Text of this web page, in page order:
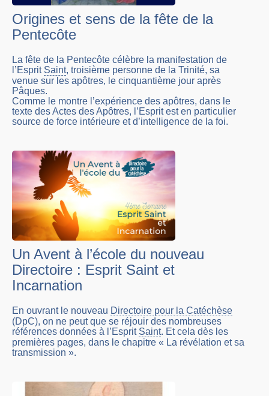
Origines et sens de la fête de la
Pentecôte
La fête de la Pentecôte célèbre la manifestation de
l’Esprit Saint, troisième personne de la Trinité, sa
venue sur les apôtres, le cinquantième jour après
Pâques.
Comme le montre l’expérience des apôtres, dans le
texte des Actes des Apôtres, l’Esprit est en particulier
source de force intérieure et d’intelligence de la foi.
Un Avent à l’école du nouveau
Directoire : Esprit Saint et
Incarnation
En ouvrant le nouveau Directoire pour la Catéchèse
(DpC), on ne peut que se réjouir des nombreuses
références données à l’Esprit Saint. Et cela dès les
premières pages, dans le chapitre « La révélation et sa
transmission ».